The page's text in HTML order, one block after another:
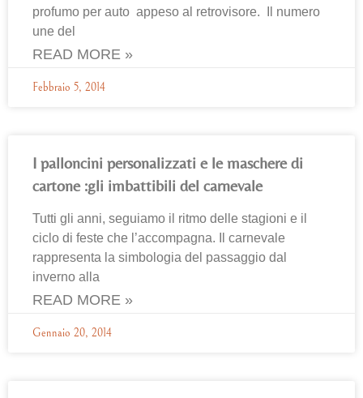
profumo per auto appeso al retrovisore. Il numero
une del
READ MORE »
Febbraio 5, 2014
I palloncini personalizzati e le maschere di
cartone :gli imbattibili del carnevale
Tutti gli anni, seguiamo il ritmo delle stagioni e il
ciclo di feste che l’accompagna. Il carnevale
rappresenta la simbologia del passaggio dal
inverno alla
READ MORE »
Gennaio 20, 2014